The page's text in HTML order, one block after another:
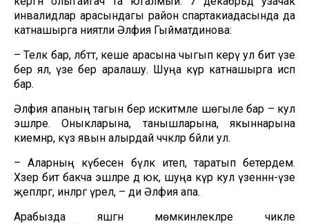
инвалидлар арасындагы район спартакиадасында да
катнашырга ниятли Әлфия Гыйматдинова:
– Теләк бар, әлбәттә, кеше арасына чыгып керү ул бит үзе
бер ял, үзе бер аралашу. Шуңа күрә катнашырга исәп
бар.
Әлфия апаның тагын бер искитмәле шөгыле бар – кул
эшләре. Оныкларына, танышларына, якыннарына
киемнәр, күз явын алырдай чәчәкләр бәйли ул.
– Аларның күбесен бүләк итеп, таратып бетердем.
Хәзер бит бакча эшләре дә юк, шуңа күрә кул үзеннән-үзе
җепләргә, инәләргә үрелә, – ди Әлфия апа.
Арабызда яшәгән мөмкинлекләре чикле